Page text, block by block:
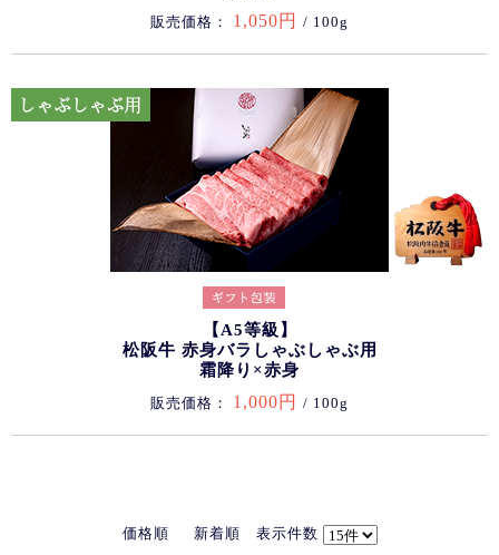
販売価格： 1,050円 / 100g
【A5等級】
松阪牛 赤身バラしゃぶしゃぶ用
霜降り×赤身
販売価格： 1,000円 / 100g
価格順 新着順 表示件数